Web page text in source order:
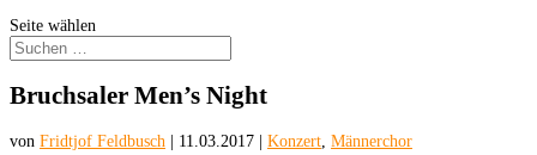
Seite wählen
Bruchsaler Men’s Night
von Fridtjof Feldbusch 11.03.2017 Konzert Männerchor